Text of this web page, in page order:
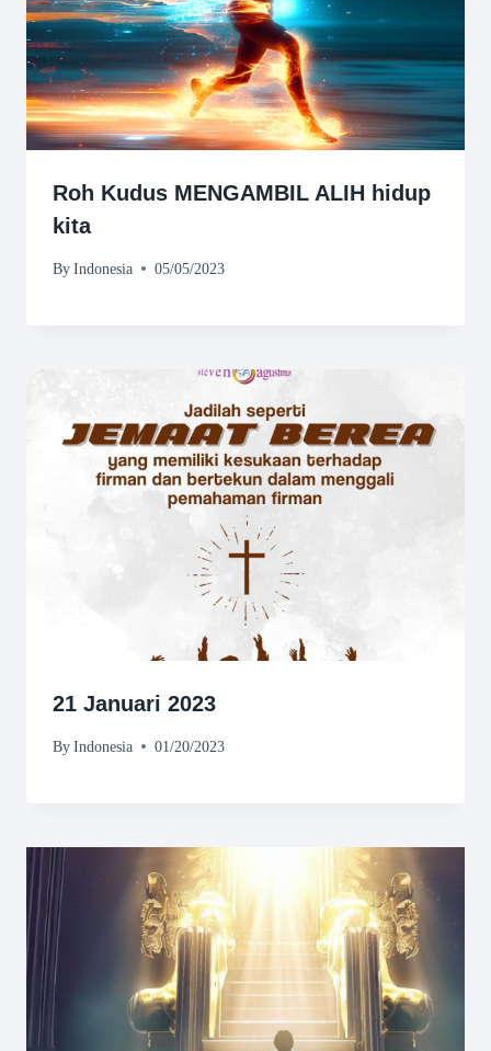
Roh Kudus MENGAMBIL ALIH hidup
kita
By Indonesia 05/05/2023
21 Januari 2023
By Indonesia 01/20/2023